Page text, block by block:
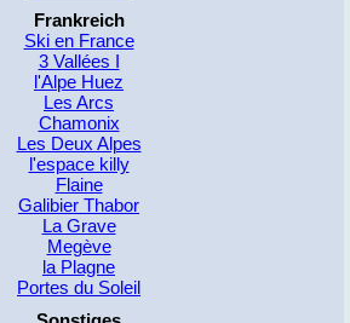
Frankreich
Ski en France
3 Vallées I
l'Alpe Huez
Les Arcs
Chamonix
Les Deux Alpes
l'espace killy
Flaine
Galibier Thabor
La Grave
Megève
la Plagne
Portes du Soleil